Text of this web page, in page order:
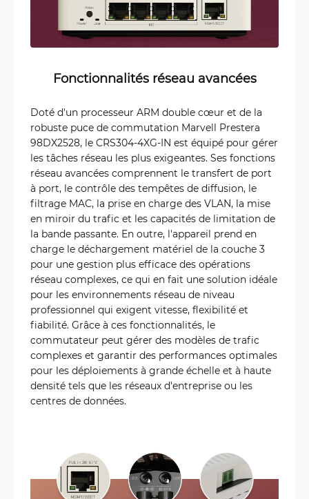
Fonctionnalités réseau avancées
Doté d'un processeur ARM double cœur et de la
robuste puce de commutation Marvell Prestera
98DX2528, le CRS304-4XG-IN est équipé pour gérer
les tâches réseau les plus exigeantes. Ses fonctions
réseau avancées comprennent le transfert de port
à port, le contrôle des tempêtes de diffusion, le
filtrage MAC, la prise en charge des VLAN, la mise
en miroir du trafic et les capacités de limitation de
la bande passante. En outre, l'appareil prend en
charge le déchargement matériel de la couche 3
pour une gestion plus efficace des opérations
réseau complexes, ce qui en fait une solution idéale
pour les environnements réseau de niveau
professionnel qui exigent vitesse, flexibilité et
fiabilité. Grâce à ces fonctionnalités, le
commutateur peut gérer des modèles de trafic
complexes et garantir des performances optimales
pour les déploiements à grande échelle et à haute
densité tels que les réseaux d'entreprise ou les
centres de données.